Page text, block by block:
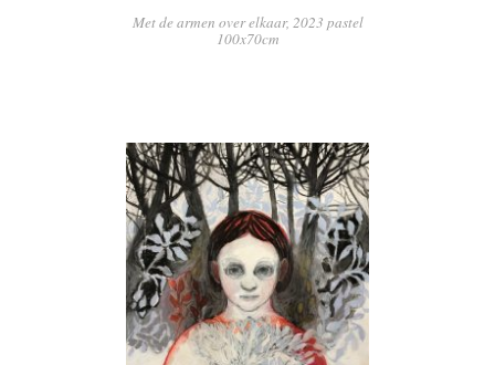
Met de armen over elkaar, 2023 pastel
100x70cm